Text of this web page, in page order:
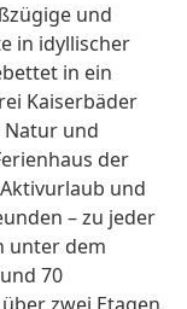
und
in idyllischer
in ein
Kaiserbäder
Natur und
der
und
– zu jeder
unter dem
70